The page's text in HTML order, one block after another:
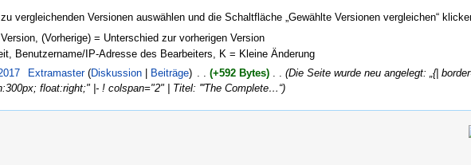
vergleichenden Versionen auswählen und die Schaltfläche „Gewählte Versionen vergleichen“
(Vorherige) = Unterschied zur vorherigen Version
Benutzername/IP-Adresse des Bearbeiters, K = Kleine Änderung
Extramaster (Diskussion| Beiträge) ‎ . .(+592 Bytes) ‎ . .(Die Seite wurde neu angelegt: „{|
float:right;" |- ! colspan="2" | Titel: '''The Complete…“)